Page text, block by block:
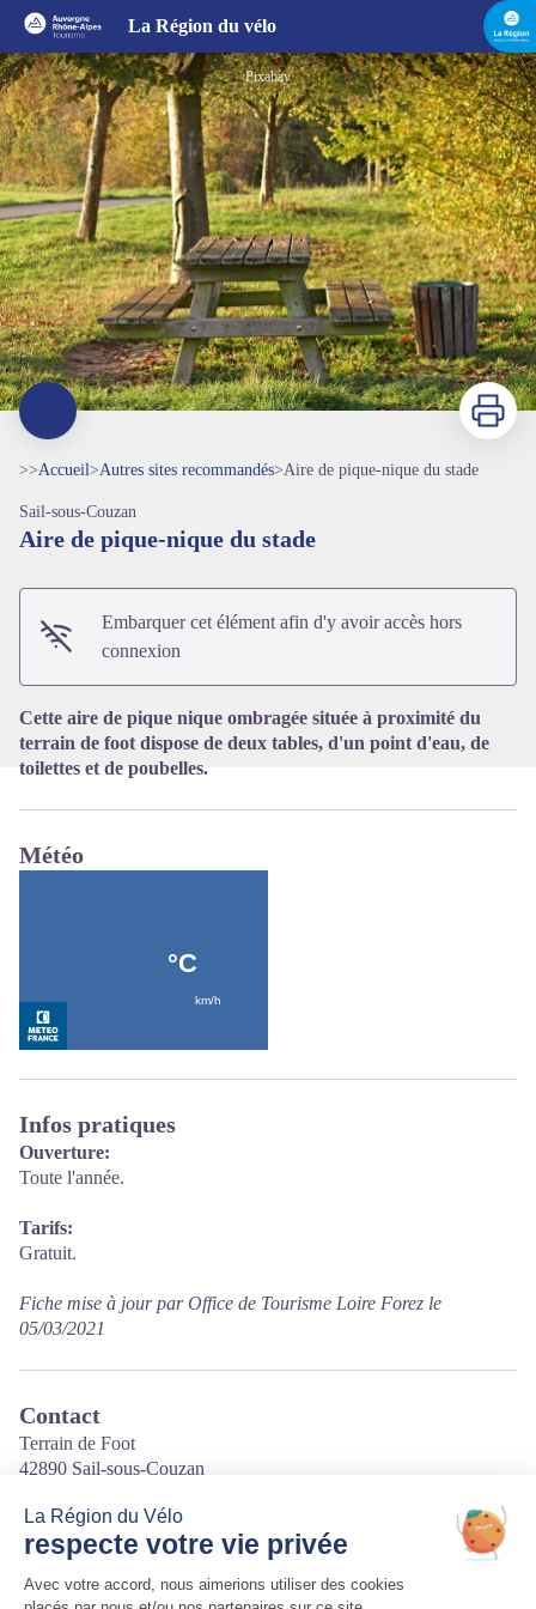
La Région du vélo
Pixabay
Imprimer
>>Accueil>Autres sites recommandés>Aire de pique-nique du stade
Sail-sous-Couzan
Aire de pique-nique du stade
Embarquer cet élément afin d'y avoir accès hors
connexion
Cette aire de pique nique ombragée située à proximité du
terrain de foot dispose de deux tables, d'un point d'eau, de
toilettes et de poubelles.
Météo
Infos pratiques
Ouverture:
Toute l'année.
Tarifs:
Gratuit.
Fiche mise à jour par Office de Tourisme Loire Forez le
05/03/2021
Contact
Terrain de Foot
42890 Sail-sous-Couzan
Courriel:
mairie.accueil@sail-sous-couzan.com
Site internet: